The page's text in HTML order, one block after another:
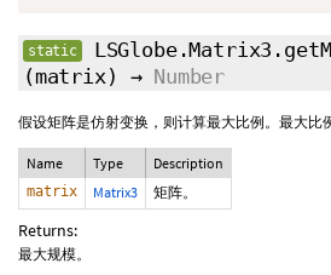
static
(matrix) → Number
假设矩阵是仿射变换，则计算最大比例。最大比
Name Type Description
matrix Matrix3 矩阵。
Returns:
最大规模。